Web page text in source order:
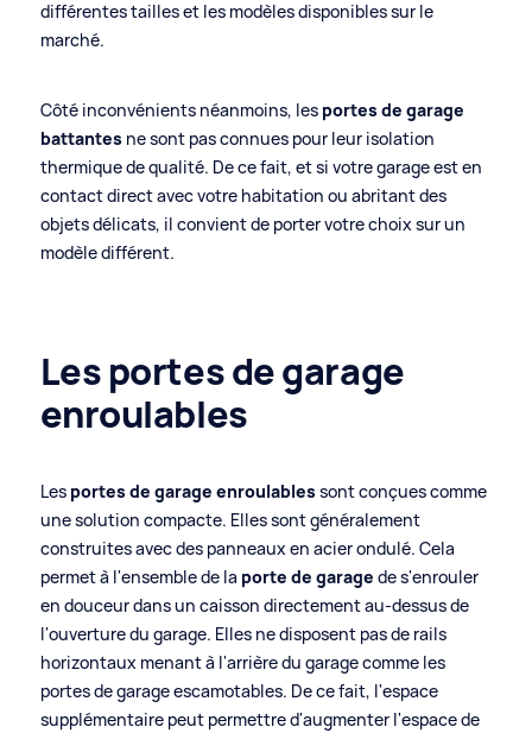
différentes tailles et les modèles disponibles sur le
marché.
Côté inconvénients néanmoins, les portes de garage
battantes ne sont pas connues pour leur isolation
thermique de qualité. De ce fait, et si votre garage est en
contact direct avec votre habitation ou abritant des
objets délicats, il convient de porter votre choix sur un
modèle différent.
Les portes de garage
enroulables
Lesportes de garage enroulables sont conçues comme
une solution compacte. Elles sont généralement
construites avec des panneaux en acier ondulé. Cela
permet à l'ensemble de la porte de garage de s'enrouler
en douceur dans un caisson directement au-dessus de
l'ouverture du garage. Elles ne disposent pas de rails
horizontaux menant à l'arrière du garage comme les
portes de garage escamotables. De ce fait, l'espace
supplémentaire peut permettre d'augmenter l'espace de